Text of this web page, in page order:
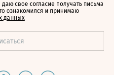
свое согласие получать письма
ознакомился и принимаю
данных